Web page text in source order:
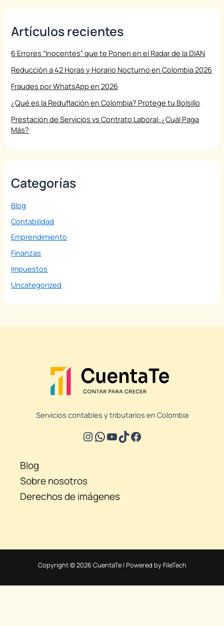
Artículos recientes
6 Errores “Inocentes” que te Ponen en el Radar de la DIAN
Reducción a 42 Horas y Horario Nocturno en Colombia 2026
Fraudes por WhatsApp en 2026
¿Qué es la Reduflación en Colombia? Protege tu Bolsillo
Prestación de Servicios vs Contrato Laboral: ¿Cuál Paga
Más?
Categorías
Blog
Contabilidad
Emprendimiento
Finanzas
Impuestos
Uncategorized
Servicios contables y tributarios en Colombia
Blog
Sobre nosotros
Derechos de imágenes
Copyright © 2026 CuentaTe | Powered by FileTech